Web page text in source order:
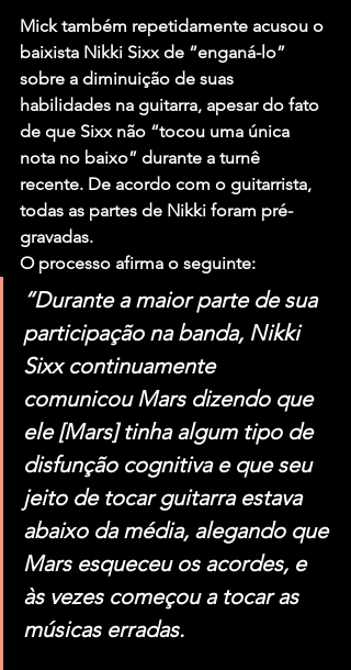
Mick também repetidamente acusou o
baixista Nikki Sixx de “enganá-lo”
sobre a diminuição de suas
habilidades na guitarra, apesar do fato
de que Sixx não “tocou uma única
nota no baixo” durante a turnê
recente. De acordo com o guitarrista,
todas as partes de Nikki foram pré-
gravadas.
O processo afirma o seguinte:
“Durante a maior parte de sua
participação na banda, Nikki
Sixx continuamente
comunicou Mars dizendo que
ele [Mars] tinha algum tipo de
disfunção cognitiva e que seu
jeito de tocar guitarra estava
abaixo da média, alegando que
Mars esqueceu os acordes, e
às vezes começou a tocar as
músicas erradas.